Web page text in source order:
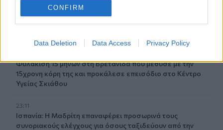
CONFIRM
Data Deletion Data Access Privacy Policy
Φυλάκιση 15 μηνών στη Βρετανίδα που μέθυσε με την
15χρονη κόρη της και προκάλεσε επεισόδιο στο Κέντρο
Υγείας Σκιάθου
23:11
Ισπανία: Η Μαδρίτη επαναφέρει προσωρινά τους
συνοριακούς ελέγχους για όσους ταξιδεύουν από την